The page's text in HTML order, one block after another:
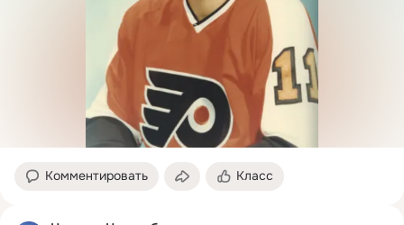
Комментировать Класс